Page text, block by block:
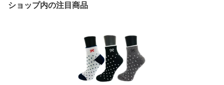
ショップ内の注目商品